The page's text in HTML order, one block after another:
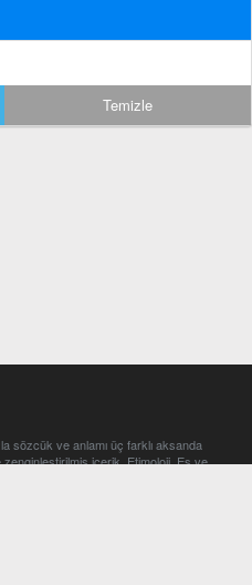
Temizle
sözcük ve anlamı üç farklı aksanda
içerik. Etimoloji, Eş ve